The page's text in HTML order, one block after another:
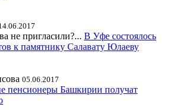
не пригласили?... В Уфе состоялось
к памятнику Салавату Юлаеву
05.06.2017
пенсионеры Башкирии получат